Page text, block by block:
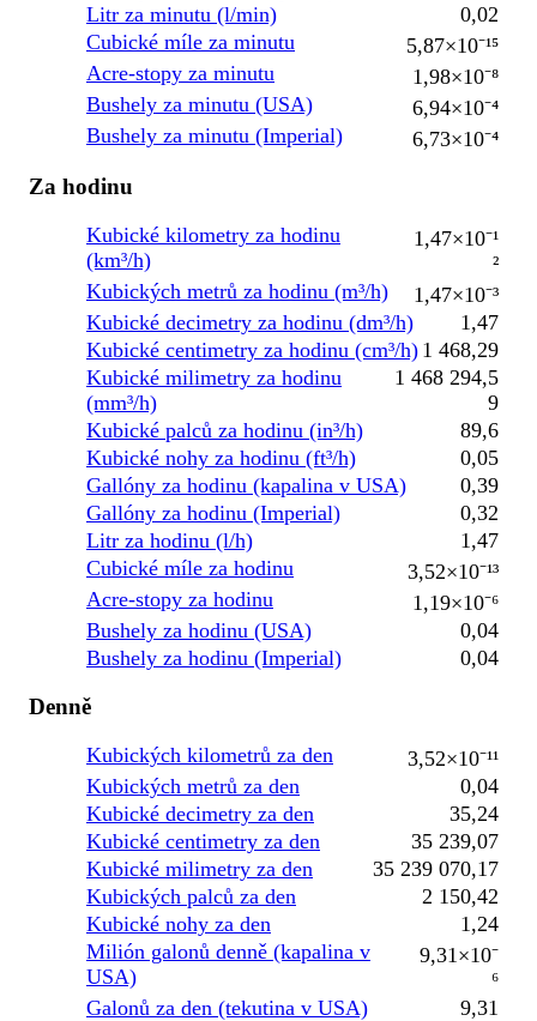
Litr za minutu (l/min)
0,02
Cubické míle za minutu
5,87×10⁻¹⁵
Acre-stopy za minutu
1,98×10⁻⁸
Bushely za minutu (USA)
6,94×10⁻⁴
Bushely za minutu (Imperial)
6,73×10⁻⁴
Za hodinu
Kubické kilometry za hodinu
(km³/h)
1,47×10⁻¹
²
Kubických metrů za hodinu (m³/h)
1,47×10⁻³
Kubické decimetry za hodinu (dm³/h)
1,47
Kubické centimetry za hodinu (cm³/h) 1 468,29
Kubické milimetry za hodinu
(mm³/h)
1 468 294,5
9
Kubické palců za hodinu (in³/h)
89,6
Kubické nohy za hodinu (ft³/h)
0,05
Gallóny za hodinu (kapalina v USA)
0,39
Gallóny za hodinu (Imperial)
0,32
Litr za hodinu (l/h)
1,47
Cubické míle za hodinu
3,52×10⁻¹³
Acre-stopy za hodinu
1,19×10⁻⁶
Bushely za hodinu (USA)
0,04
Bushely za hodinu (Imperial)
0,04
Denně
Kubických kilometrů za den
3,52×10⁻¹¹
Kubických metrů za den
0,04
Kubické decimetry za den
35,24
Kubické centimetry za den
35 239,07
Kubické milimetry za den
35 239 070,17
Kubických palců za den
2 150,42
Kubické nohy za den
1,24
Milión galonů denně (kapalina v
USA)
9,31×10⁻
⁶
Galonů za den (tekutina v USA)
9,31